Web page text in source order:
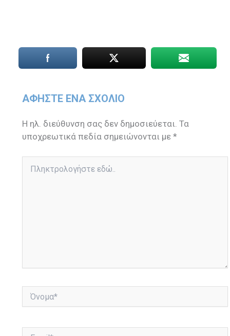
ΑΦΉΣΤΕ ΈΝΑ ΣΧΌΛΙΟ
Η ηλ. διεύθυνση σας δεν δημοσιεύεται. Τα
υποχρεωτικά πεδία σημειώνονται με*
εδώ..
Όνομα*